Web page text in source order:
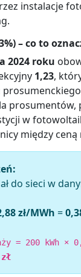
instalacje
– co to
2024 roku
1,23,
prosumentów,
w
między
do sieci w
zł/MWh =
= 200 kWh ×